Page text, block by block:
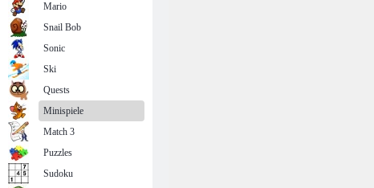
Mario
Snail Bob
Sonic
Ski
Quests
Minispiele
Match 3
Puzzles
Sudoku